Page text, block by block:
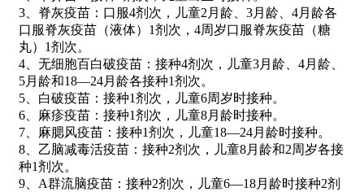
3、脊灰疫苗：口服4剂次，儿童2月龄、3月龄、4月龄各
口服脊灰疫苗（液体）1剂次，4周岁口服脊灰疫苗（糖
丸）1剂次。
4、无细胞百白破疫苗：接种4剂次，儿童3月龄、4月龄、
5月龄和18—24月龄各接种1剂次。
5、白破疫苗：接种1剂次，儿童6周岁时接种。
6、麻疹疫苗：接种1剂次，儿童8月龄时接种。
7、麻腮风疫苗：接种1剂次，儿童18—24月龄时接种。
8、乙脑减毒活疫苗：接种2剂次，儿童8月龄和2周岁各接
种1剂次。
9、A群流脑疫苗：接种2剂次，儿童6—18月龄时接种2剂